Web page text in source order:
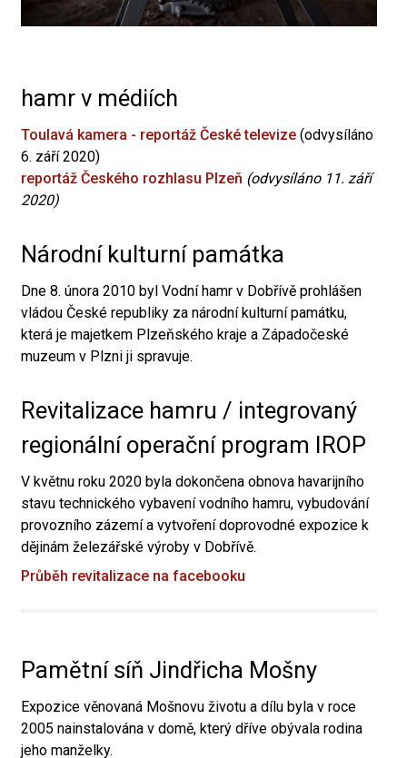
hamr v médiích
Toulavá kamera - reportáž České televize (odvysíláno
6. září 2020)
reportáž Českého rozhlasu Plzeň (odvysíláno 11. září
2020)
Národní kulturní památka
Dne 8. února 2010 byl Vodní hamr v Dobřívě prohlášen
vládou České republiky za národní kulturní památku,
která je majetkem Plzeňského kraje a Západočeské
muzeum v Plzni ji spravuje.
Revitalizace hamru / integrovaný
regionální operační program IROP
V květnu roku 2020 byla dokončena obnova havarijního
stavu technického vybavení vodního hamru, vybudování
provozního zázemí a vytvoření doprovodné expozice k
dějinám železářské výroby v Dobřívě.
Průběh revitalizace na facebooku
Pamětní síň Jindřicha Mošny
Expozice věnovaná Mošnovu životu a dílu byla v roce
2005 nainstalována v domě, který dříve obývala rodina
jeho manželky.